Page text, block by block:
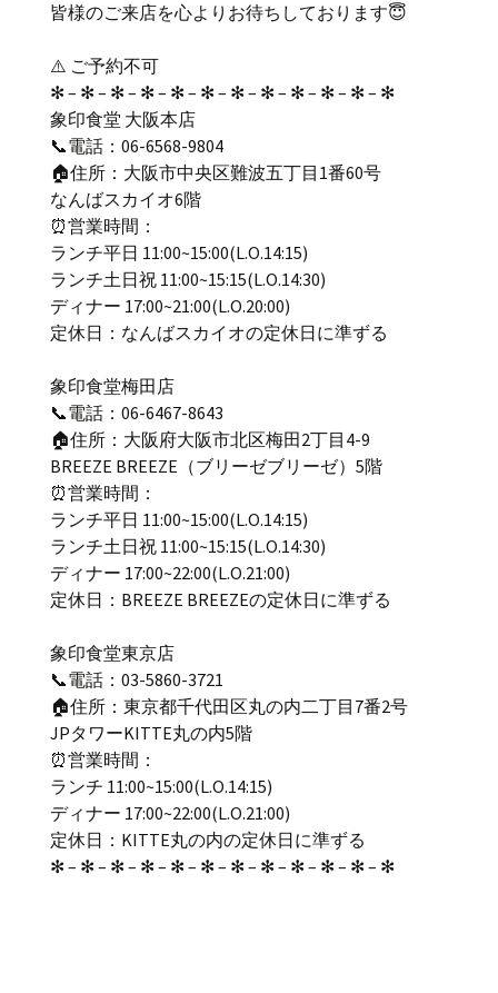
皆様のご来店を心よりお待ちしております😇
⚠️ ご予約不可
✻ – ✻ – ✻ – ✻ – ✻ – ✻ – ✻ – ✻ – ✻ – ✻ – ✻ – ✻
象印食堂 大阪本店
📞電話：06-6568-9804
🏠住所：大阪市中央区難波五丁目1番60号
なんばスカイオ6階
⏰営業時間：
ランチ平日 11:00~15:00(L.O.14:15)
ランチ土日祝 11:00~15:15(L.O.14:30)
ディナー 17:00~21:00(L.O.20:00)
定休日：なんばスカイオの定休日に準ずる
象印食堂梅田店
📞電話：06-6467-8643
🏠住所：大阪府大阪市北区梅田2丁目4-9
BREEZE BREEZE（ブリーゼブリーゼ）5階
⏰営業時間：
ランチ平日 11:00~15:00(L.O.14:15)
ランチ土日祝 11:00~15:15(L.O.14:30)
ディナー 17:00~22:00(L.O.21:00)
定休日：BREEZE BREEZEの定休日に準ずる
象印食堂東京店
📞電話：03-5860-3721
🏠住所：東京都千代田区丸の内二丁目7番2号
JPタワーKITTE丸の内5階
⏰営業時間：
ランチ 11:00~15:00(L.O.14:15)
ディナー 17:00~22:00(L.O.21:00)
定休日：KITTE丸の内の定休日に準ずる
✻ – ✻ – ✻ – ✻ – ✻ – ✻ – ✻ – ✻ – ✻ – ✻ – ✻ – ✻